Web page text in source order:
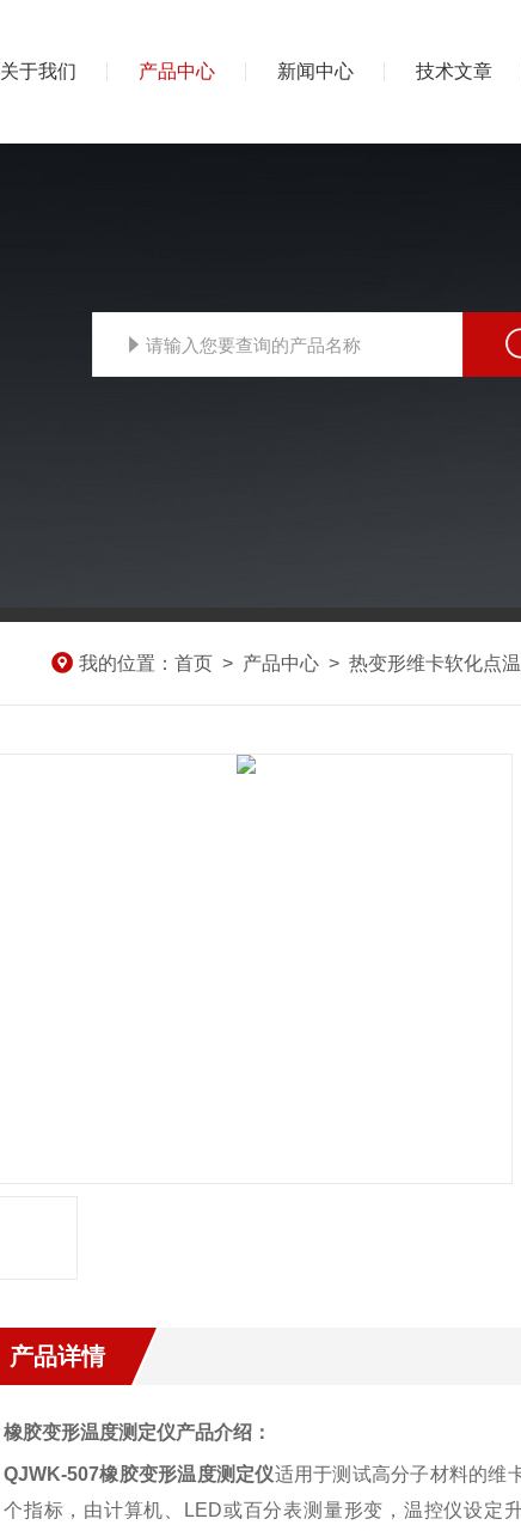
关于我们 产品中心 新闻中心 技术文章
我的位置： 首页 > 产品中心 > 热变形维卡软化点
产品详情
橡胶变形温度测定仪产品介绍：
QJWK-507橡胶变形温度测定仪适用于测试高分子材料的维
个指标，由计算机、
LED或百分表测量形变，温控仪设定